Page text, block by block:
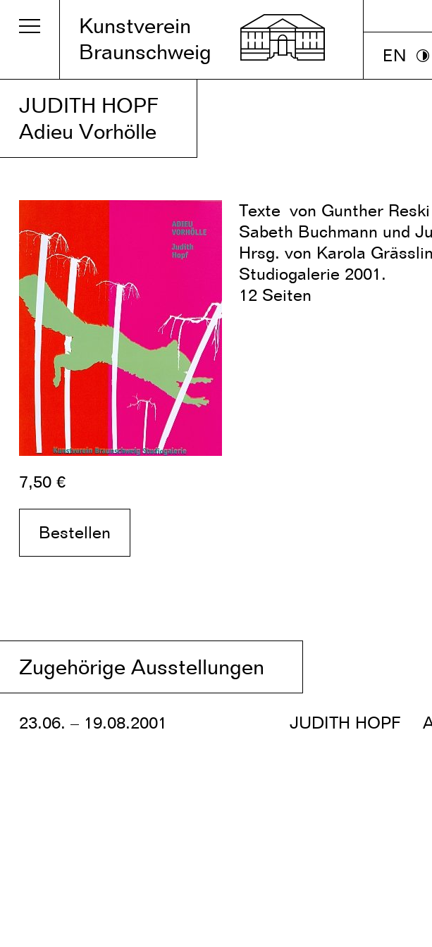
Kunstverein
Braunschweig
EN
JUDITH HOPF
Adieu Vorhölle
7,50 €
Bestellen
Texte von Gunther
Sabeth Buchmann und
Hrsg. von Karola
Studiogalerie 2001.
12 Seiten
Zugehörige Ausstellungen
23.06. – 19.08.2001 JUDITH HOPF